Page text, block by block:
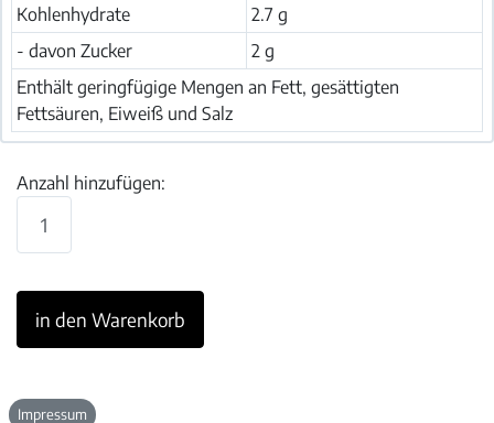
Kohlenhydrate
2.7 g
- davon Zucker
2 g
Enthält geringfügige Mengen an Fett, gesättigten
Fettsäuren, Eiweiß und Salz
Anzahl hinzufügen:
Impressum